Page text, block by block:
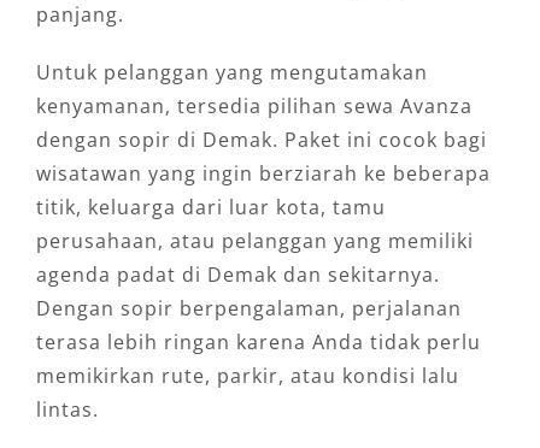
panjang.
Untuk pelanggan yang mengutamakan
kenyamanan, tersedia pilihan sewa Avanza
dengan sopir di Demak. Paket ini cocok bagi
wisatawan yang ingin berziarah ke beberapa
titik, keluarga dari luar kota, tamu
perusahaan, atau pelanggan yang memiliki
agenda padat di Demak dan sekitarnya.
Dengan sopir berpengalaman, perjalanan
terasa lebih ringan karena Anda tidak perlu
memikirkan rute, parkir, atau kondisi lalu
lintas.